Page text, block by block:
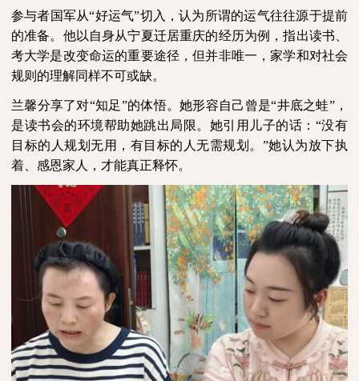
参与者国军从“好运气”切入，认为所谓的运气往往源于提前
的准备。他以自身从宁夏迁居重庆的经历为例，指出读书、
考大学是改变命运的重要途径，但并非唯一，家学和对社会
规则的理解同样不可或缺。
兰馨分享了对“知足”的体悟。她形容自己曾是“井底之蛙”，
是读书会的环境帮助她跳出局限。她引用儿子的话：“没有
目标的人规划无用，有目标的人无需规划。”她认为放下执
着、感恩家人，才能真正释怀。